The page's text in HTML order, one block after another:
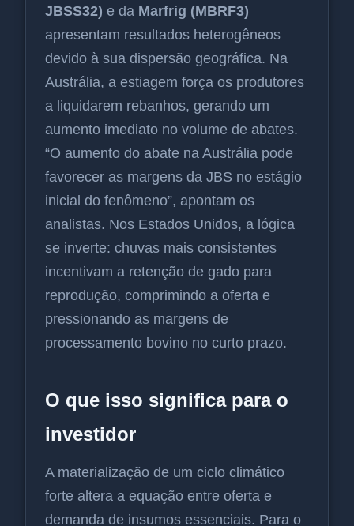
JBSS32) e da Marfrig (MBRF3)
apresentam resultados heterogêneos
devido à sua dispersão geográfica. Na
Austrália, a estiagem força os produtores
a liquidarem rebanhos, gerando um
aumento imediato no volume de abates.
“O aumento do abate na Austrália pode
favorecer as margens da JBS no estágio
inicial do fenômeno”, apontam os
analistas. Nos Estados Unidos, a lógica
se inverte: chuvas mais consistentes
incentivam a retenção de gado para
reprodução, comprimindo a oferta e
pressionando as margens de
processamento bovino no curto prazo.
O que isso significa para o
investidor
A materialização de um ciclo climático
forte altera a equação entre oferta e
demanda de insumos essenciais. Para o